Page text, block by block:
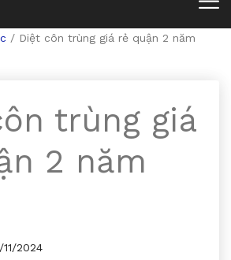
/ Diệt côn trùng giá rẻ quận 2 năm
trùng giá
2 năm
2024